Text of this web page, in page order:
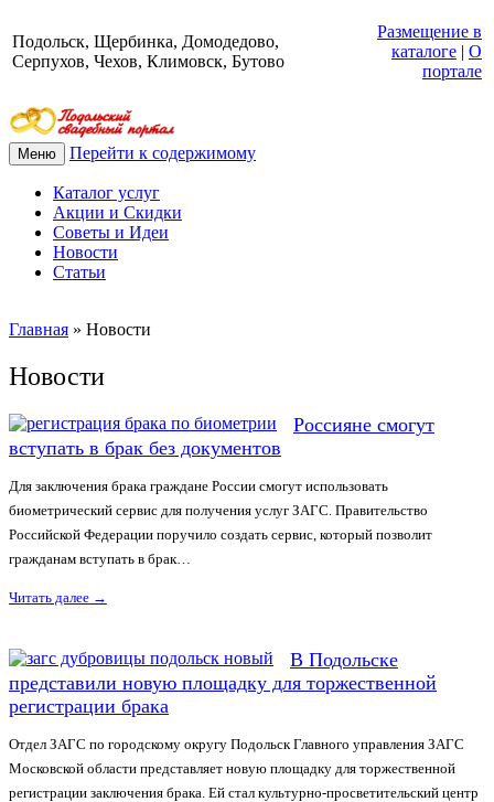
Подольск, Щербинка, Домодедово,
Серпухов, Чехов, Климовск, Бутово
Размещение в
каталоге | О
портале
Меню Перейти к содержимому
Каталог услуг
Акции и Скидки
Советы и Идеи
Новости
Статьи
Главная » Новости
Новости
Россияне смогут
вступать в брак без документов
Для заключения брака граждане России смогут использовать
биометрический сервис для получения услуг ЗАГС. Правительство
Российской Федерации поручило создать сервис, который позволит
гражданам вступать в брак…
Читать далее →
В Подольске
представили новую площадку для торжественной
регистрации брака
Отдел ЗАГС по городскому округу Подольск Главного управления ЗАГС
Московской области представляет новую площадку для торжественной
регистрации заключения брака. Ей стал культурно-просветительский центр